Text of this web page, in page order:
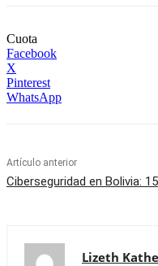
Cuota
Facebook
X
Pinterest
WhatsApp
Artículo anterior
Ciberseguridad en Bolivia:
Lizeth